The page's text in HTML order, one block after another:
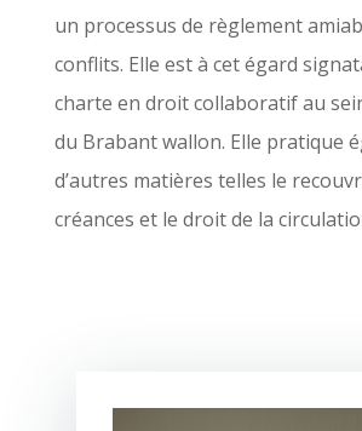
un processus de règlement
conflits. Elle est à cet égard
charte en droit collaboratif au
du Brabant wallon. Elle pratique
d’autres matières telles le
créances et le droit de la